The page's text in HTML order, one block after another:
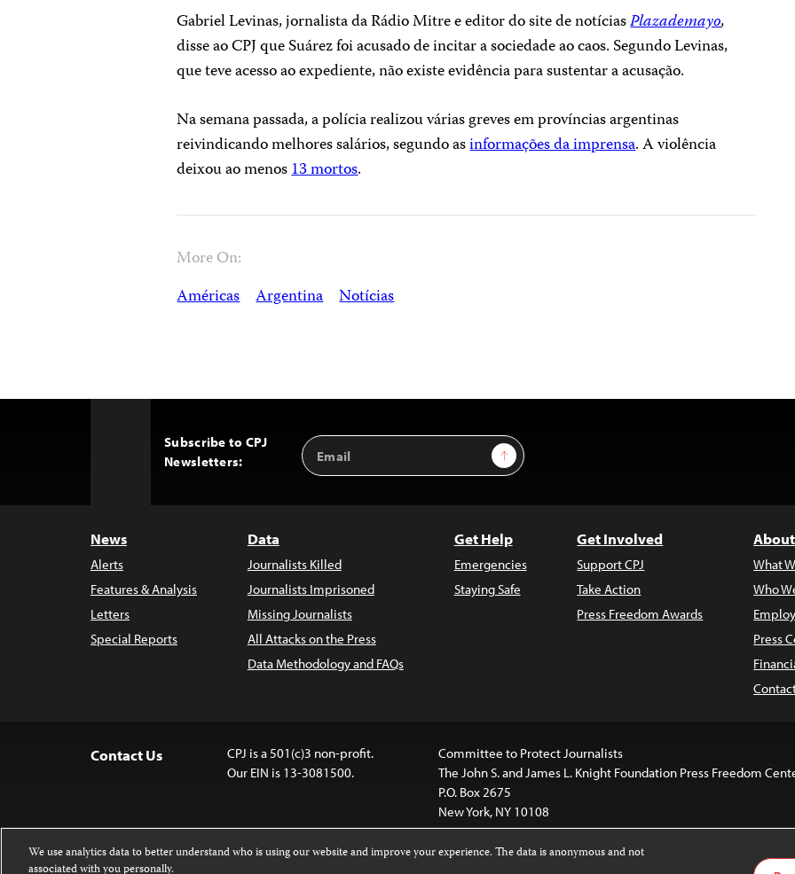
Gabriel Levinas, jornalista da Rádio Mitre e editor do site de notíciasPlazademayo,
disse ao CPJ que Suárez foi acusado de incitar a sociedade ao caos. Segundo Levinas,
que teve acesso ao expediente, não existe evidência para sustentar a acusação.
Na semana passada, a polícia realizou várias greves em províncias argentinas
reivindicando melhores salários, segundo asinformações da imprensa. A violência
deixou ao menos13 mortos.
More On:
Américas Argentina Notícias
Subscribe to CPJ
Newsletters:
Email
Address
Sign Up
News
Alerts
Features & Analysis
Letters
Special Reports
Data
Journalists Killed
Journalists Imprisoned
Missing Journalists
All Attacks on the Press
Data Methodology and FAQs
Get Help
Emergencies
Staying Safe
Get Involved
Support CPJ
Take Action
Press Freedom Awards
What
Who
Press
Contact Us
CPJ is a 501(c)3 non-profit.
Our EIN is 13-3081500.
Committee to Protect Journalists
The John S. and James L. Knight Foundation Press Freedom
P.O. Box 2675
New York, NY 10108
We use analytics data to better understand who is using our website and improve your experience. The data is anonymous and not
associated with you personally.